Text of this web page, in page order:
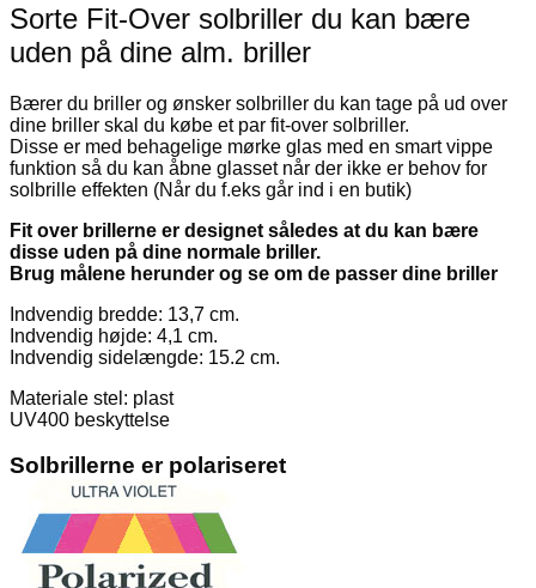
Sorte Fit-Over solbriller du kan bære
uden på dine alm. briller
Bærer du briller og ønsker solbriller du kan tage på ud over
dine briller skal du købe et par fit-over solbriller.
Disse er med behagelige mørke glas med en smart vippe
funktion så du kan åbne glasset når der ikke er behov for
solbrille effekten (Når du f.eks går ind i en butik)
Fit over brillerne er designet således at du kan bære
disse uden på dine normale briller.
Brug målene herunder og se om de passer dine briller
Indvendig bredde: 13,7 cm.
Indvendig højde: 4,1 cm.
Indvendig sidelængde: 15.2 cm.
Materiale stel: plast
UV400 beskyttelse
Solbrillerne er polariseret